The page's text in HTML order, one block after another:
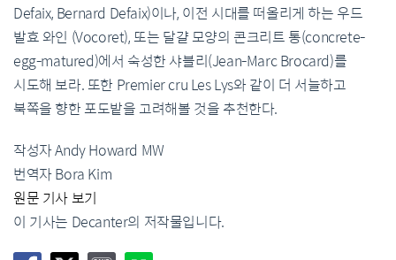
Defaix, Bernard Defaix)이나, 이전 시대를 떠올리게 하는 우드
발효 와인 (Vocoret), 또는 달걀 모양의 콘크리트 통(concrete-
egg-matured)에서 숙성한 샤블리(Jean-Marc Brocard)를
시도해 보라. 또한 Premier cru Les Lys와 같이 더 서늘하고
북쪽을 향한 포도밭을 고려해볼 것을 추천한다.
작성자 Andy Howard MW
번역자 Bora Kim
원문 기사 보기
이 기사는 Decanter의 저작물입니다.